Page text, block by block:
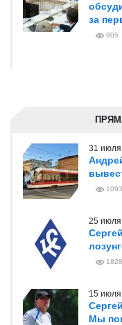
за
905
31
1093
25
1828
15
Мы